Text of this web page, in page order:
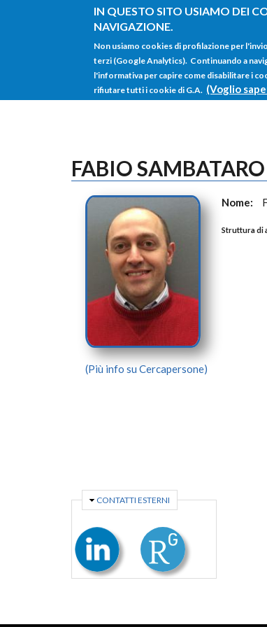
IN QUESTO SITO USIAMO DEI
NAVIGAZIONE.
Non usiamo cookies di profilazione per
terzi (Google Analytics). Continuando a
l'informativa per capire come disabilitare i
rifiutare tutti i cookie di G.A. (Voglio
Salta al contenuto principale
FABIO SAMBATARO
Nome:
Struttura di
(Più info su Cercapersone)
NASCONDI
CONTATTI ESTERNI